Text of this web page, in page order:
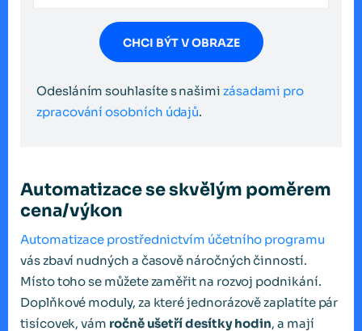
CHCI BÝT V OBRAZE
Odesláním souhlasíte s našimi zásadami pro
zpracování osobních údajů.
Automatizace se skvělým poměrem
cena/výkon
Automatizace prostřednictvím účetního programu
vás zbaví nudných a časově náročných činností.
Místo toho se můžete zaměřit na rozvoj podnikání.
Doplňkové moduly, za které jednorázově zaplatíte pár
tisícovek, vám ročně ušetří desítky hodin, a mají